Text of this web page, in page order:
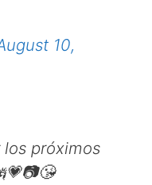
10,
los próximos